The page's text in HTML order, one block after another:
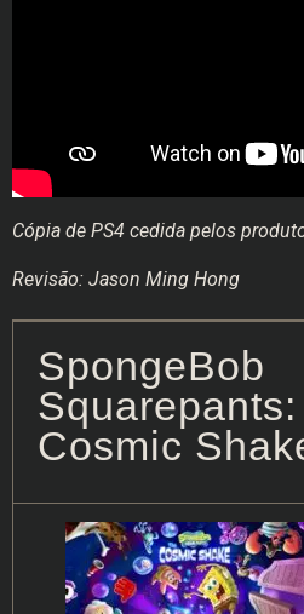
Cópia de PS4 cedida pelos
Revisão: Jason Ming Hong
SpongeBob
Cosmic